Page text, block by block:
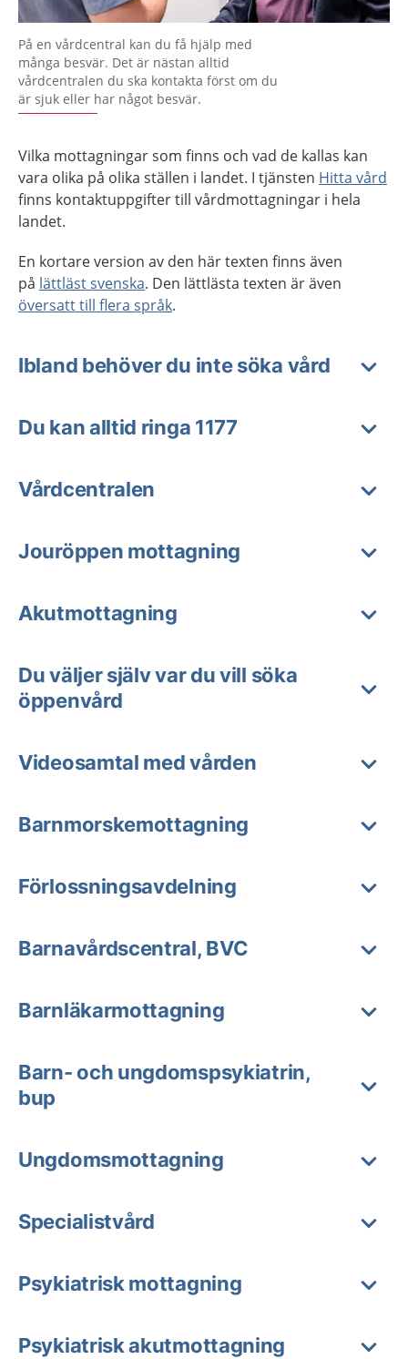
På en vårdcentral kan du få hjälp med
många besvär. Det är nästan alltid
vårdcentralen du ska kontakta först om du
är sjuk eller har något besvär.
Vilka mottagningar som finns och vad de kallas kan
vara olika på olika ställen i landet. I tjänsten Hitta vård
finns kontaktuppgifter till vårdmottagningar i hela
landet.
En kortare version av den här texten finns även
på lättläst svenska. Den lättlästa texten är även
översatt till flera språk.
Ibland behöver du inte söka vård
Du kan alltid ringa 1177
Vårdcentralen
Jouröppen mottagning
Akutmottagning
Du väljer själv var du vill söka
öppenvård
Videosamtal med vården
Barnmorskemottagning
Förlossningsavdelning
Barnavårdscentral, BVC
Barnläkarmottagning
Barn- och ungdomspsykiatrin,
bup
Ungdomsmottagning
Specialistvård
Psykiatrisk mottagning
Psykiatrisk akutmottagning